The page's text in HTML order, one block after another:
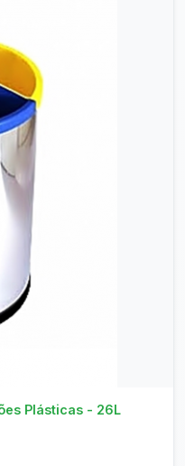
Plásticas - 26L